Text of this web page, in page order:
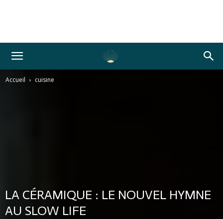
Accueil cuisine
LA CÉRAMIQUE : LE NOUVEL HYMNE
AU SLOW LIFE